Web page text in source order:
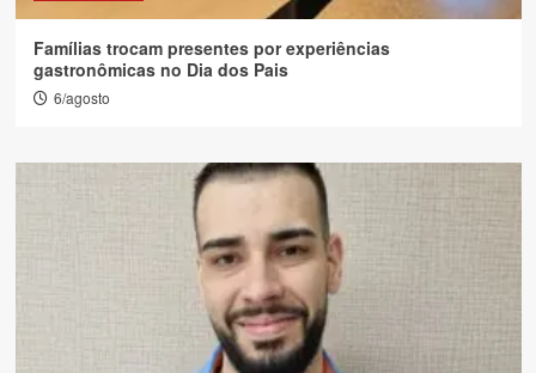
Famílias trocam presentes por experiências
gastronômicas no Dia dos Pais
6/agosto